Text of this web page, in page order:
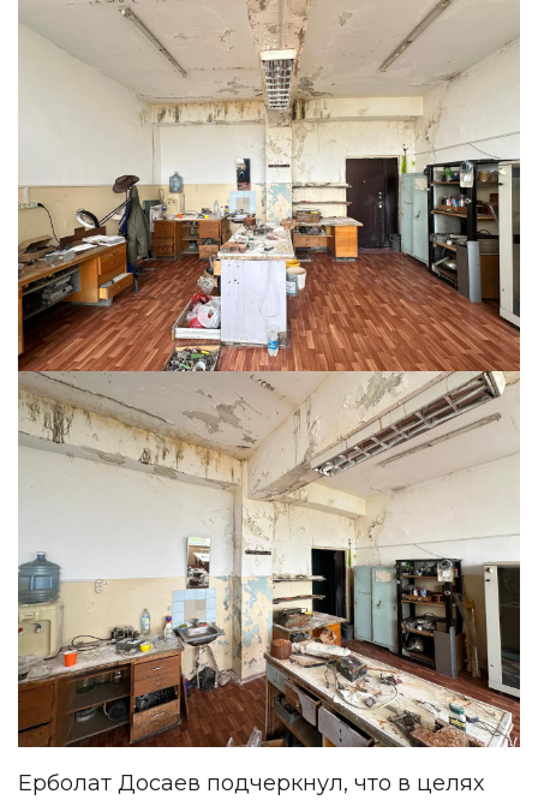
Ерболат Досаев подчеркнул, что в целях